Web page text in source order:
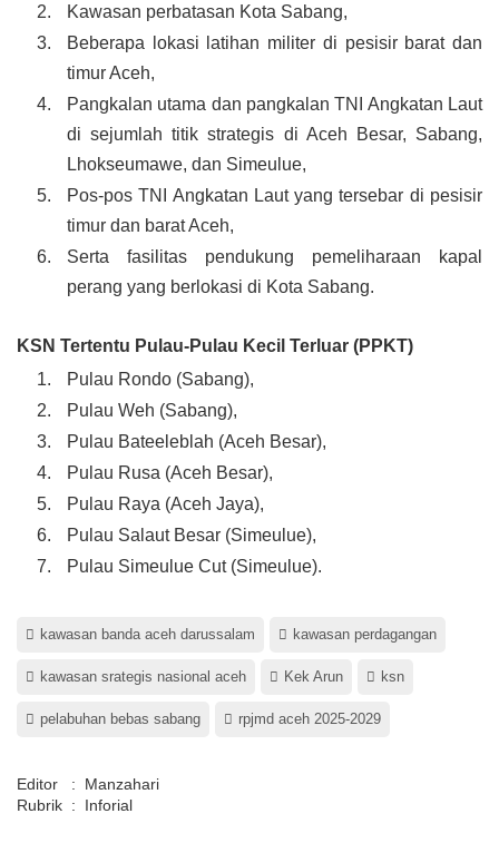
Kawasan perbatasan Kota Sabang,
Beberapa lokasi latihan militer di pesisir barat dan
timur Aceh,
Pangkalan utama dan pangkalan TNI Angkatan Laut
di sejumlah titik strategis di Aceh Besar, Sabang,
Lhokseumawe, dan Simeulue,
Pos-pos TNI Angkatan Laut yang tersebar di pesisir
timur dan barat Aceh,
Serta fasilitas pendukung pemeliharaan kapal
perang yang berlokasi di Kota Sabang.
KSN Tertentu Pulau-Pulau Kecil Terluar (PPKT)
Pulau Rondo (Sabang),
Pulau Weh (Sabang),
Pulau Bateeleblah (Aceh Besar),
Pulau Rusa (Aceh Besar),
Pulau Raya (Aceh Jaya),
Pulau Salaut Besar (Simeulue),
Pulau Simeulue Cut (Simeulue).
kawasan banda aceh darussalam kawasan perdagangan
kawasan srategis nasional aceh Kek Arun ksn
pelabuhan bebas sabang rpjmd aceh 2025-2029
Editor :
Manzahari
Rubrik : Inforial